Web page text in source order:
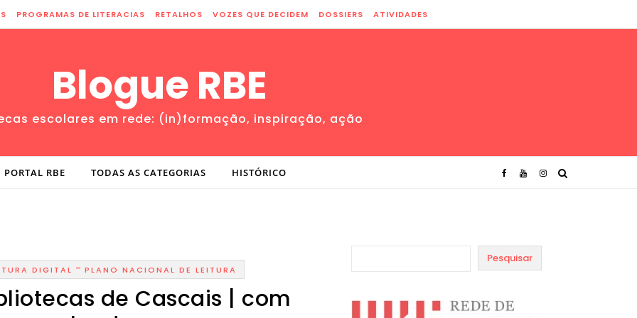
PROGRAMAS DE LITERACIAS RETALHOS VOZES QUE DECIDEM DOSSIERS ATIVIDADES
Blogue RBE
escolares em rede: (in)formação, inspiração, ação
PORTAL RBE TODAS AS CATEGORIAS HISTÓRICO
DIGITAL - PLANO NACIONAL DE LEITURA
de Cascais | com
Pesquisar